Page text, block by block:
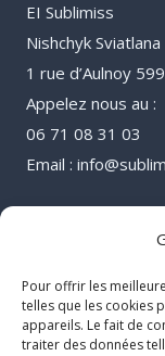
Pour offrir les
telles que les cookies
appareils. Le fait de
traiter des données
EI Sublimiss
Nishchyk Sviatlana
1 rue d’Aulnoy
Appelez nous au :
06 71 08 31 03
Email :